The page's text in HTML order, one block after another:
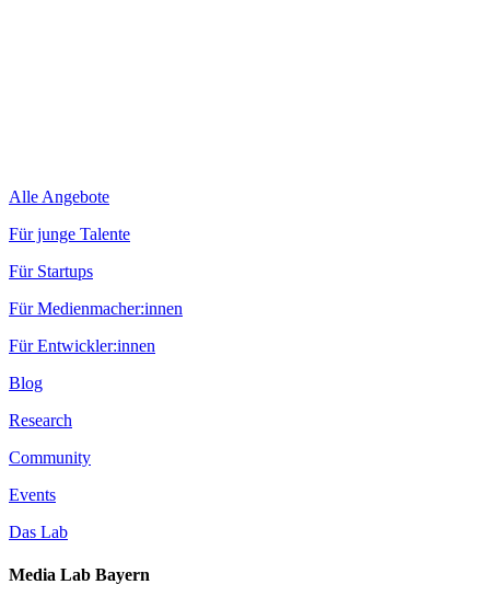
Alle Angebote
Für junge Talente
Für Startups
Für Medienmacher:innen
Für Entwickler:innen
Blog
Research
Community
Events
Das Lab
Media Lab Bayern